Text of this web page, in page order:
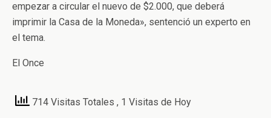
empezar a circular el nuevo de $2.000, que deberá
imprimir la Casa de la Moneda», sentenció un experto en
el tema.
El Once
714 Visitas Totales , 1 Visitas de Hoy